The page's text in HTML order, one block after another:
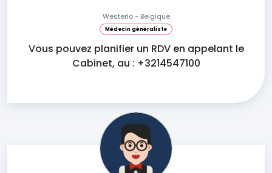
Westerlo - Belgique
Médecin généraliste
Vous pouvez planifier un RDV en appelant le
Cabinet, au : +3214547100